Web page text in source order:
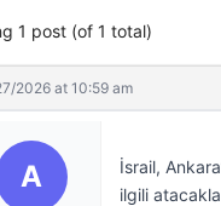
1 post (of 1 total)
2026 at 10:59 am
A
İsrail,
ilgili